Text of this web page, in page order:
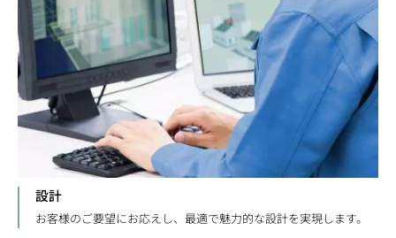
設計
お客様のご要望にお応えし、最適で魅力的な設計を実現します。